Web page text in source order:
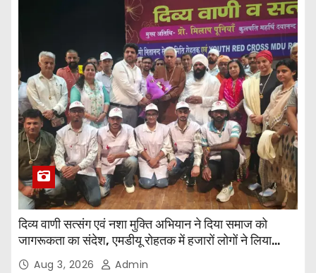
दिव्य वाणी सत्संग एवं नशा मुक्ति अभियान ने दिया समाज को
जागरूकता का संदेश, एमडीयू रोहतक में हजारों लोगों ने लिया
संकल्पAug 3, 2026 Admin